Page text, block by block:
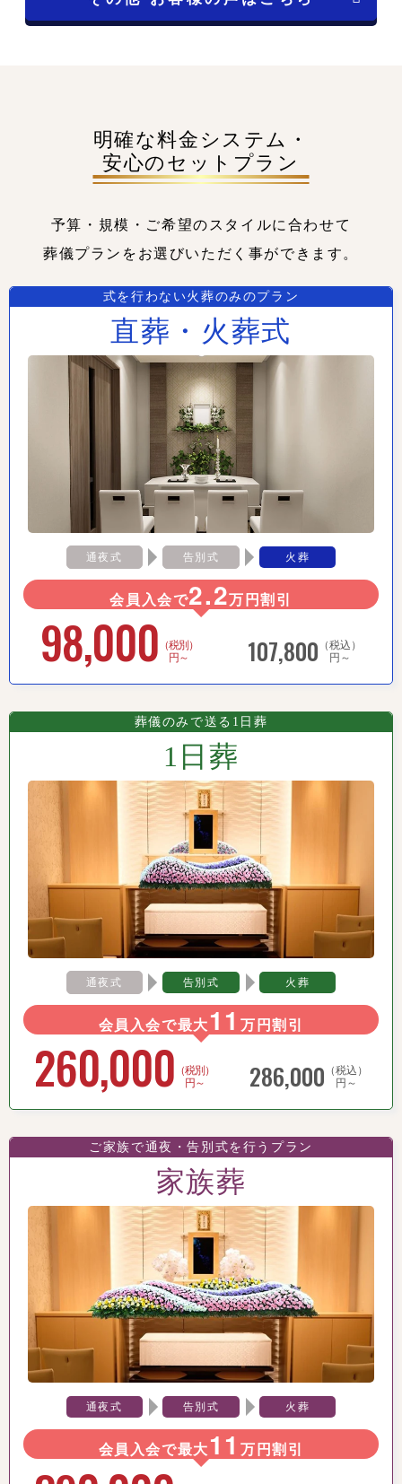
明確な料金システム・
安心のセットプラン
予算・規模・ご希望のスタイルに合わせて
葬儀プランをお選びいただく事ができます。
式を行わない火葬のみのプラン
直葬・火葬式
通夜式 告別式 火葬
会員入会で2.2万円割引
98,000 （税別）
円～
107,800 （税込）
円～
葬儀のみで送る1日葬
1日葬
通夜式 告別式 火葬
会員入会で最大11 万円割引
260,000 （税別）
円～
286,000 （税込）
円～
ご家族で通夜・告別式を行うプラン
家族葬
通夜式 告別式 火葬
会員入会で最大11 万円割引